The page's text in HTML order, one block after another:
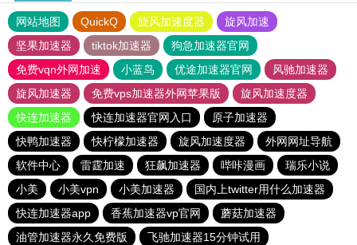
网站地图 QuickQ 旋风加速度器
旋风加速
坚果加速器
tiktok加速器
狗急加速器官网
免费vqn外网加速
小蓝鸟 优途加速器官网
风驰加速器
旋风加速器
免费vps加速器外网苹果版
旋风加速度器
快连加速器
快连加速器官网入口
原子加速器
快鸭加速器
快柠檬加速器 旋风加速度器
外网网址导航
软件中心
雷霆加速 狂飙加速器 哔咔漫画
瑞乐小说
小美
小美vpn 小美加速器
国内上twitter用什么加速器
快连加速器app
香蕉加速器vp官网
蘑菇加速器
油管加速器永久免费版
飞驰加速器15分钟试用